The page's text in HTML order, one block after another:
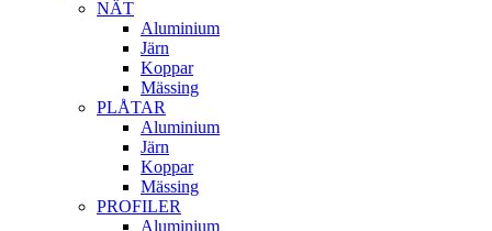
NÄT
Aluminium
Järn
Koppar
Mässing
PLÅTAR
Aluminium
Järn
Koppar
Mässing
PROFILER
Aluminium